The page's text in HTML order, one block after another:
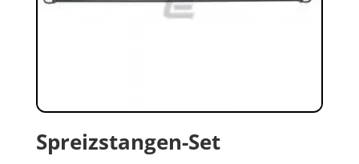
Spreizstangen-Set